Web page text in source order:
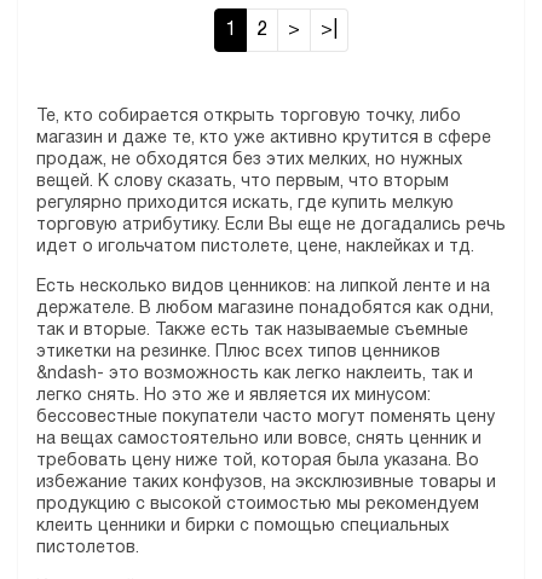
1 2 > >|
Те, кто собирается открыть торговую точку, либо
магазин и даже те, кто уже активно крутится в сфере
продаж, не обходятся без этих мелких, но нужных
вещей. К слову сказать, что первым, что вторым
регулярно приходится искать, где купить мелкую
торговую атрибутику. Если Вы еще не догадались речь
идет о игольчатом пистолете, цене, наклейках и тд.
Есть несколько видов ценников: на липкой ленте и на
держателе. В любом магазине понадобятся как одни,
так и вторые. Также есть так называемые съемные
этикетки на резинке. Плюс всех типов ценников
&ndash- это возможность как легко наклеить, так и
легко снять. Но это же и является их минусом:
бессовестные покупатели часто могут поменять цену
на вещах самостоятельно или вовсе, снять ценник и
требовать цену ниже той, которая была указана. Во
избежание таких конфузов, на эксклюзивные товары и
продукцию с высокой стоимостью мы рекомендуем
клеить ценники и бирки с помощью специальных
пистолетов.